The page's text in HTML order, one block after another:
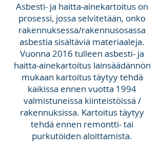
Asbesti- ja haitta-ainekartoitus on
prosessi, jossa selvitetään, onko
rakennuksessa/rakennusosassa
asbestia sisältäviä materiaaleja.
Vuonna 2016 tulleen asbesti- ja
haitta-ainekartoitus lainsäädännön
mukaan kartoitus täytyy tehdä
kaikissa ennen vuotta 1994
valmistuneissa kiinteistöissä /
rakennuksissa. Kartoitus täytyy
tehdä ennen remontti- tai
purkutöiden aloittamista.